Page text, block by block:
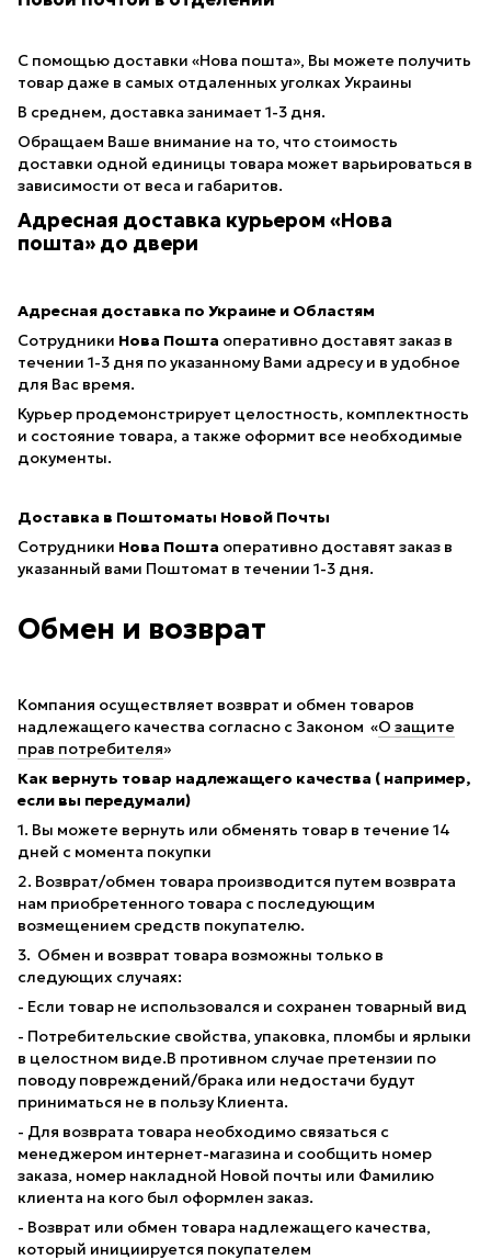
С помощью доставки «Нова пошта», Вы можете получить
товар даже в самых отдаленных уголках Украины
В среднем, доставка занимает 1-3 дня.
Обращаем Ваше внимание на то, что стоимость
доставки одной единицы товара может варьироваться в
зависимости от веса и габаритов.
Адресная доставка курьером «Нова
пошта» до двери
Адресная доставка по Украине и Областям
Сотрудники Нова Пошта оперативно доставят заказ в
течении 1-3 дня по указанному Вами адресу и в удобное
для Вас время.
Курьер продемонстрирует целостность, комплектность
и состояние товара, а также оформит все необходимые
документы.
Доставка в Поштоматы Новой Почты
Сотрудники Нова Пошта оперативно доставят заказ в
указанный вами Поштомат в течении 1-3 дня.
Обмен и возврат
Компания осуществляет возврат и обмен товаров
надлежащего качества согласно с Законом «О защите
прав потребителя»
Как вернуть товар надлежащего качества ( например,
если вы передумали)
1. Вы можете вернуть или обменять товар в течение 14
дней с момента покупки
2. Возврат/обмен товара производится путем возврата
нам приобретенного товара с последующим
возмещением средств покупателю.
3. Обмен и возврат товара возможны только в
следующих случаях:
- Если товар не использовался и сохранен товарный вид
- Потребительские свойства, упаковка, пломбы и ярлыки
в целостном виде.В противном случае претензии по
поводу повреждений/брака или недостачи будут
приниматься не в пользу Клиента.
- Для возврата товара необходимо связаться с
менеджером интернет-магазина и сообщить номер
заказа, номер накладной Новой почты или Фамилию
клиента на кого был оформлен заказ.
- Возврат или обмен товара надлежащего качества,
который инициируется покупателем